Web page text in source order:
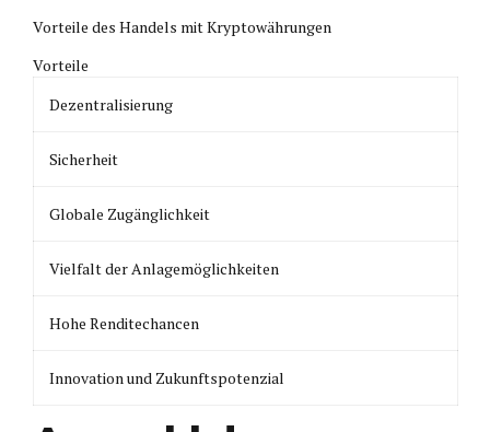
Vorteile des Handels mit Kryptowährungen
Vorteile
Dezentralisierung
Sicherheit
Globale Zugänglichkeit
Vielfalt der Anlagemöglichkeiten
Hohe Renditechancen
Innovation und Zukunftspotenzial